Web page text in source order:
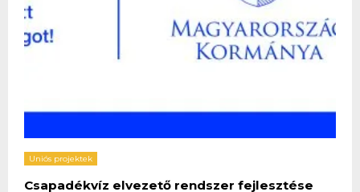
Uniós projektek
Csapadékvíz elvezető rendszer fejlesztése